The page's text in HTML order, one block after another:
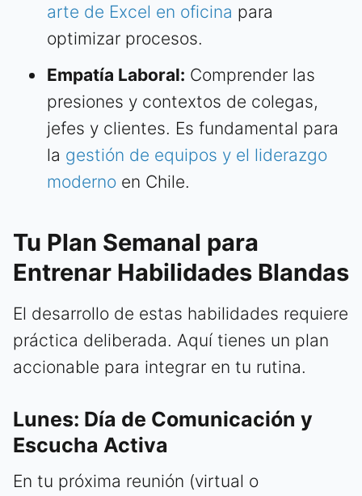
arte de Excel en oficina para
optimizar procesos.
Empatía Laboral: Comprender las
presiones y contextos de colegas,
jefes y clientes. Es fundamental para
la gestión de equipos y el liderazgo
moderno en Chile.
Tu Plan Semanal para
Entrenar Habilidades Blandas
El desarrollo de estas habilidades requiere
práctica deliberada. Aquí tienes un plan
accionable para integrar en tu rutina.
Lunes: Día de Comunicación y
Escucha Activa
En tu próxima reunión (virtual o